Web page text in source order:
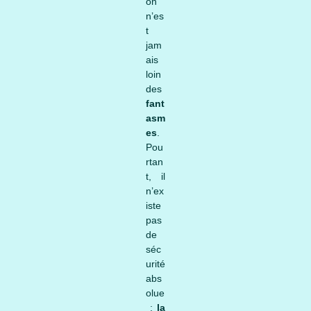
n’es
t
jam
ais
loin
des
fant
asm
es
Pou
rtan
t, il
n’ex
iste
pas
de
séc
urité
abs
olue
; la